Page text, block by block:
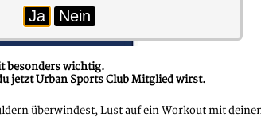
besonders wichtig.
jetzt Urban Sports Club Mitglied wirst.
überwindest, Lust auf ein Workout mit
Ja Nein